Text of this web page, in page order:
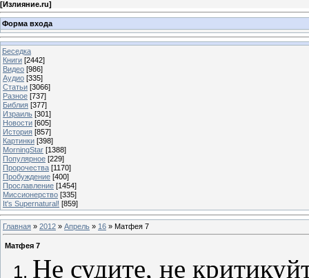
[Излияние.ru]
Форма входа
Беседка
Книги [2442]
Видео [986]
Аудио [335]
Статьи [3066]
Разное [737]
Библия [377]
Израиль [301]
Новости [605]
История [857]
Картинки [398]
MorningStar [1388]
Популярное [229]
Пророчества [1170]
Пробуждение [400]
Прославление [1454]
Миссионерство [335]
It's Supernatural! [859]
Главная » 2012 » Апрель » 16 » Матфея 7
Матфея 7
Не судите, не